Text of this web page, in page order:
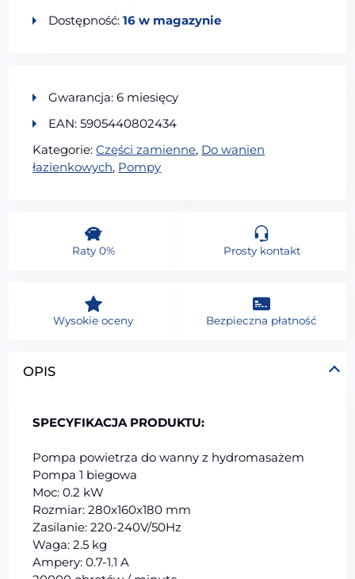
OPIS
SPECYFIKACJA PRODUKTU:
Pompa powietrza do wanny z hydromasażem
Pompa 1 biegowa
Moc: 0.2 kW
Rozmiar: 280x160x180 mm
Zasilanie: 220-240V/50Hz
Waga: 2.5 kg
Ampery: 0.7-1.1 A
Dostępność:16 w magazynie
Gwarancja: 6 miesięcy
EAN: 5905440802434
Kategorie:Części zamienne, Do wanien
łazienkowych, Pompy
Raty 0% Prosty kontakt
Wysokie oceny Bezpieczna płatność